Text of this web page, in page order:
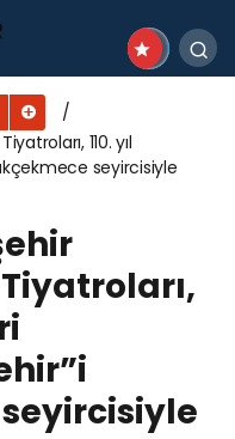
110. yıl
seyircisiyle
İle Yapıldı